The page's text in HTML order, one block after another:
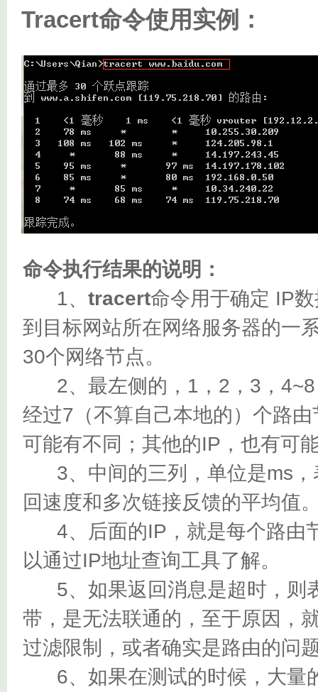
Tracert命令使用实例：
命令执行结果的说明：
1、 tracert命令用于确定 IP
到目标网站所在网络服务器的一
30个网络节点。
2、最左侧的，1，2，3，4~8
经过7（不算自己本地的）个路
可能有不同；其他的IP，也有可
3、中间的三列，单位是ms，
回速度和多次链接反馈的平均值
4、后面的IP，就是每个路由
以通过IP地址查询工具了解。
5、如果返回消息是超时，则
带，是无法联通的，至于原因，
过滤限制，或者确实是路由的问
6、如果在测试的时候，大量